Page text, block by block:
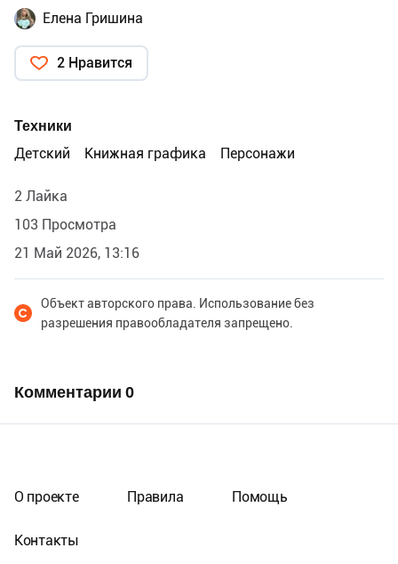
Елена Гришина
2 Нравится
Техники
Детский
Книжная графика Персонажи
2 Лайка
103 Просмотра
21 Май 2026, 13:16
Объект авторского права. Использование без
разрешения правообладателя запрещено.
Комментарии 0
О проекте Правила Помощь
Контакты